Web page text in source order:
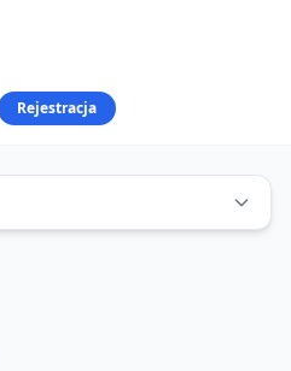
Rejestracja